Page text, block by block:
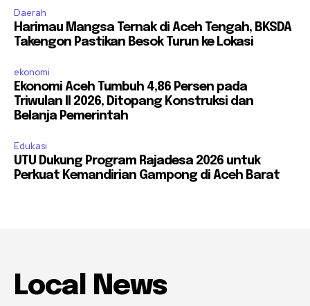
Daerah
Harimau Mangsa Ternak di Aceh Tengah, BKSDA
Takengon Pastikan Besok Turun ke Lokasi
ekonomi
Ekonomi Aceh Tumbuh 4,86 Persen pada
Triwulan II 2026, Ditopang Konstruksi dan
Belanja Pemerintah
Edukasi
UTU Dukung Program Rajadesa 2026 untuk
Perkuat Kemandirian Gampong di Aceh Barat
Local News